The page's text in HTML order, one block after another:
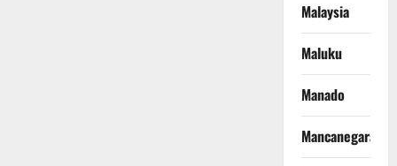
Malaysia
Maluku
Manado
Mancanegara